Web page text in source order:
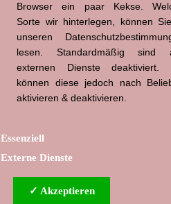
Browser ein paar Kekse.
Sorte wir hinterlegen, können
unseren
lesen. Standardmäßig sind
externen Dienste deaktiviert.
können diese jedoch nach
aktivieren & deaktivieren.
Essenziell
Externe Dienste
✓ Akzeptieren